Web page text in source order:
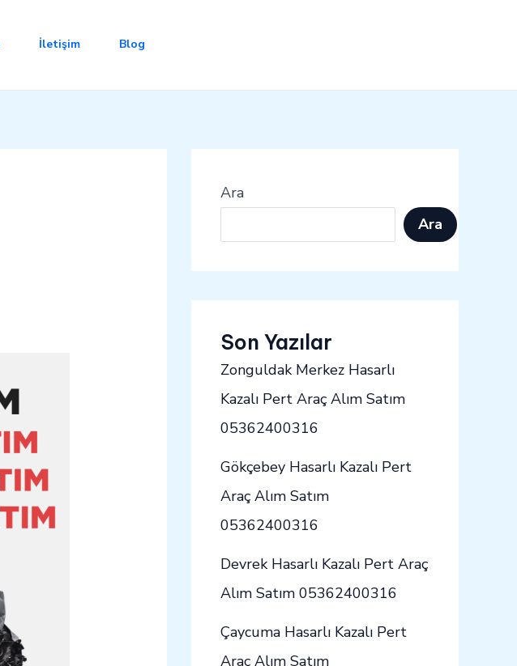
İletişim Blog
Ara
Ara
Son Yazılar
Zonguldak Merkez Hasarlı
Kazalı Pert Araç Alım Satım
05362400316
Gökçebey Hasarlı Kazalı Pert
Araç Alım Satım
05362400316
Devrek Hasarlı Kazalı Pert Araç
Alım Satım 05362400316
Çaycuma Hasarlı Kazalı Pert
Araç Alım Satım